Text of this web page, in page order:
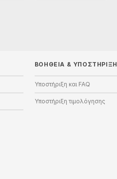
ΒΟΉΘΕΙΑ & ΥΠΟΣΤΉΡΙΞΗ
Υποστήριξη και FAQ
Υποστήριξη τιμολόγησης